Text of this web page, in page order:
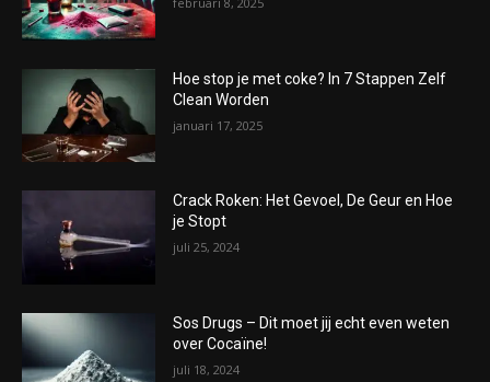
Hoe stop je met coke? In 7 Stappen Zelf
Clean Worden
januari 17, 2025
Crack Roken: Het Gevoel, De Geur en Hoe
je Stopt
juli 25, 2024
Sos Drugs – Dit moet jij echt even weten
over Cocaïne!
juli 18, 2024